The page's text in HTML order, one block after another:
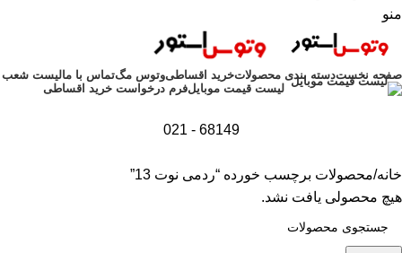
منو
صفحه نخستدسته بندی محصولاتخرید اقساطیوتوس مگتماس با مالیست شعب
لیست قیمت موبایلفرم درخواست خرید اقساطی
68149 - 021
خانه محصولات برچسب خورده “ردمی نوت 13”
هیچ محصولی یافت نشد.